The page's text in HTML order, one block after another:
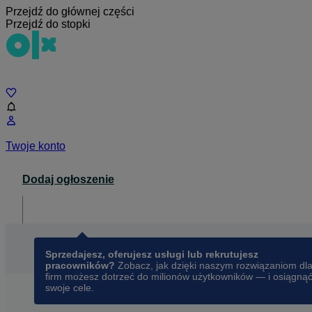
Przejdź do głównej części
Przejdź do stopki
Twoje konto
Dodaj ogłoszenie
Sprzedajesz, oferujesz usługi lub rekrutujesz
pracowników? Zobacz, jak dzięki naszym rozwiązaniom dla
firm możesz dotrzeć do milionów użytkowników — i osiągnąć
swoje cele.